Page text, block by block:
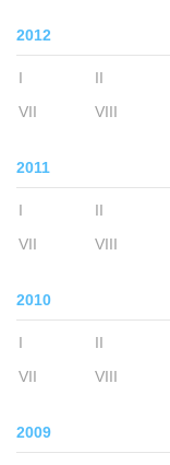
2012
I II
VII
VIII
2011
I II
VII
VIII
2010
I II
VII
VIII
2009